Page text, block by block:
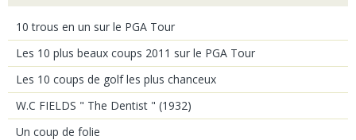
10 trous en un sur le PGA Tour
Les 10 plus beaux coups 2011 sur le PGA Tour
Les 10 coups de golf les plus chanceux
W.C FIELDS " The Dentist " (1932)
Un coup de folie